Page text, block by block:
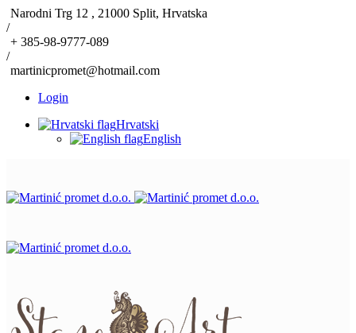
Narodni Trg 12 , 21000 Split, Hrvatska
/
+ 385-98-9777-089
/
martinicpromet@hotmail.com
Login
Hrvatski
English